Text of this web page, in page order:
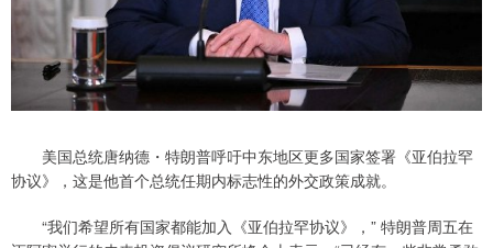
美国总统唐纳德・特朗普呼吁中东地区更多国家签署《亚伯拉罕
协议》，这是他首个总统任期内标志性的外交政策成就。
“我们希望所有国家都能加入《亚伯拉罕协议》，” 特朗普周五在